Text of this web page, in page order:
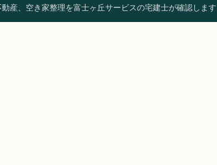
産、空き家整理を富士ヶ丘サービスの宅建士が確認しま